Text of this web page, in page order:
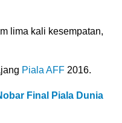
lima kali kesempatan,
Piala AFF2016.
Final Piala Dunia